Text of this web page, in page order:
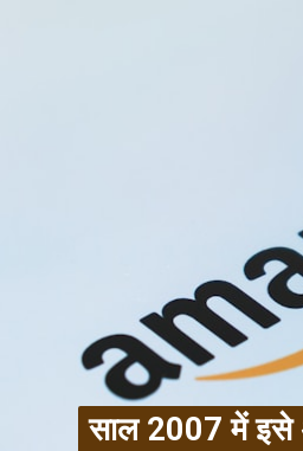
साल 2007 में
साल 2007 में